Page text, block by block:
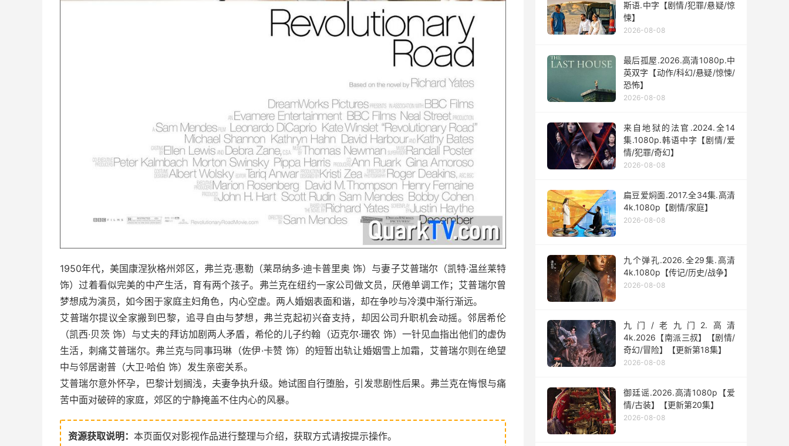
1950年代，美国康涅狄格州郊区，弗兰克·惠勒（莱昂纳多·迪卡普里奥 饰）与妻子艾普瑞尔（凯特·温丝莱特
饰）过着看似完美的中产生活，育有两个孩子。弗兰克在纽约一家公司做文员，厌倦单调工作；艾普瑞尔曾
梦想成为演员，如今困于家庭主妇角色，内心空虚。两人婚姻表面和谐，却在争吵与冷漠中渐行渐远。
艾普瑞尔提议全家搬到巴黎，追寻自由与梦想，弗兰克起初兴奋支持，却因公司升职机会动摇。邻居希伦
（凯西·贝茨 饰）与丈夫的拜访加剧两人矛盾，希伦的儿子约翰（迈克尔·珊农 饰）一针见血指出他们的虚伪
生活，刺痛艾普瑞尔。弗兰克与同事玛琳（佐伊·卡赞 饰）的短暂出轨让婚姻雪上加霜，艾普瑞尔则在绝望
中与邻居谢普（大卫·哈伯 饰）发生亲密关系。
艾普瑞尔意外怀孕，巴黎计划搁浅，夫妻争执升级。她试图自行堕胎，引发悲剧性后果。弗兰克在悔恨与痛
苦中面对破碎的家庭，郊区的宁静掩盖不住内心的风暴。
资源获取说明： 本页面仅对影视作品进行整理与介绍，获取方式请按提示操作。
斯语.中字【剧情/犯罪/悬疑/惊
悚】
2026-08-08
最后孤屋.2026.高清1080p.中
英双字【动作/科幻/悬疑/惊悚/
恐怖】
2026-08-08
来自地狱的法官.2024.全14
集.1080p.韩语中字【剧情/爱
情/犯罪/奇幻】
2026-08-08
扁豆爱焖面.2017.全34集.高清
4k.1080p【剧情/家庭】
2026-08-08
九个弹孔.2026.全29集.高清
4k.1080p【传记/历史/战争】
2026-08-08
九门/老九门2.高清
4k.2026【南派三叔】【剧情/
奇幻/冒险】【更新第18集】
2026-08-08
御廷谣.2026.高清1080p【爱
情/古装】【更新第20集】
2026-08-08